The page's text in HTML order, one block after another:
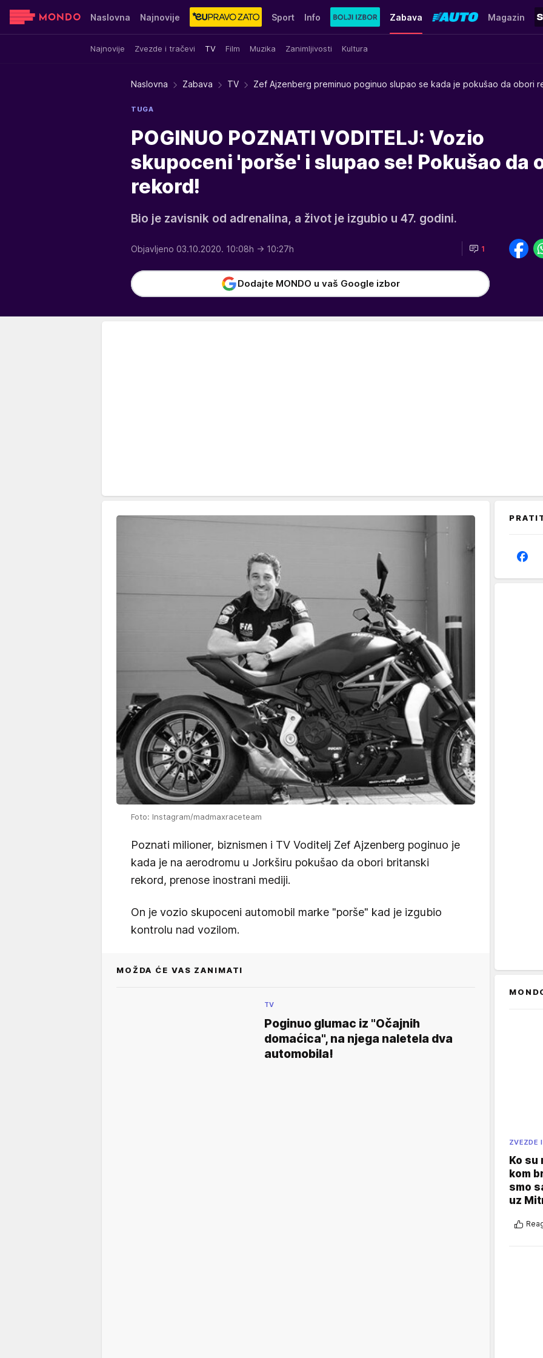
Naslovna Najnovije Sport Info Zabava
Najnovije Zvezde i tračevi TV Film Muzika Zanimljivosti Kultura
Magazin
Sensa Stvar ukusa Yumama
Naslovna Zabava TV Zef Ajzenberg preminuo poginuo slupao se kada je pokušao da obori
TUGA
POGINUO POZNATI VODITELJ: Vozio
skupoceni 'porše' i slupao se! Pokušao da
rekord!
Bio je zavisnik od adrenalina, a život je izgubio u 47. godini.
Objavljeno 03.10.2020. 10:08h → 10:27h 1
Dodajte MONDO u vaš Google izbor
Foto: Instagram/madmaxraceteam
Poznati milioner, biznismen i TV Voditelj Zef Ajzenberg poginuo je
kada je na aerodromu u Jorkširu pokušao da obori britanski
rekord, prenose inostrani mediji.
On je vozio skupoceni automobil marke "porše" kad je izgubio
kontrolu nad vozilom.
MOŽDA ĆE VAS ZANIMATI
TV
Poginuo glumac iz "Očajnih
domaćica", na njega naletela dva
automobila!
ZVEZDE
Ko su
kom
smo
uz